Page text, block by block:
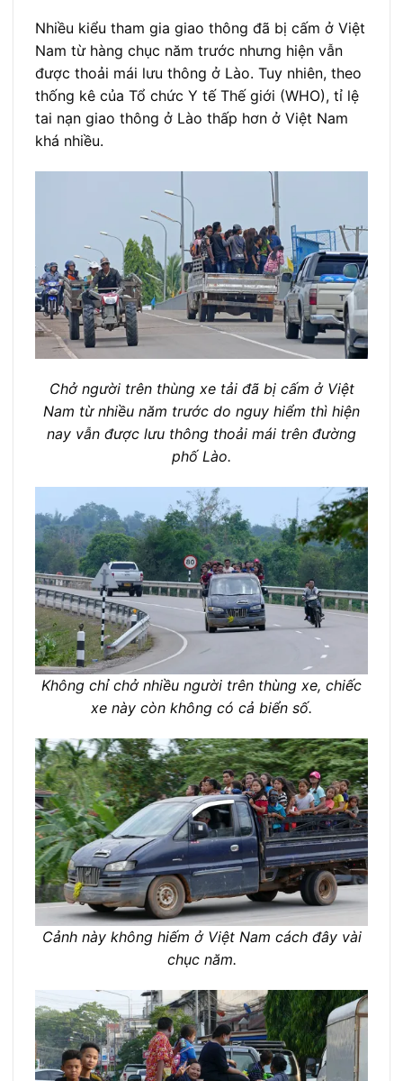
Nhiều kiểu tham gia giao thông đã bị cấm ở Việt
Nam từ hàng chục năm trước nhưng hiện vẫn
được thoải mái lưu thông ở Lào. Tuy nhiên, theo
thống kê của Tổ chức Y tế Thế giới (WHO), tỉ lệ
tai nạn giao thông ở Lào thấp hơn ở Việt Nam
khá nhiều.
Chở người trên thùng xe tải đã bị cấm ở Việt
Nam từ nhiều năm trước do nguy hiểm thì hiện
nay vẫn được lưu thông thoải mái trên đường
phố Lào.
Không chỉ chở nhiều người trên thùng xe, chiếc
xe này còn không có cả biển số.
Cảnh này không hiếm ở Việt Nam cách đây vài
chục năm.